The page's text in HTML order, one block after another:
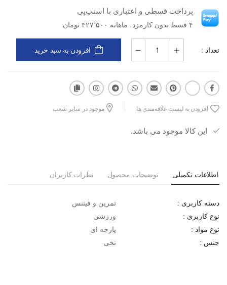
مدل: Cortina W
دسته کاربری: تمرین و فیتنس
نوع مواد: پارچه‌ای
کاربرد: باشگاه، تمرینات سبک، حرکات کششی، پیاده‌روی، فعالیت روزانه
فعال
پرداخت قسطی و اعتباری با اسنپ‌پی
۴ قسط بدون کارمزد، ماهانه ۴۲۷٬۵۰۰ تومان
تعداد : افزودن به سبد خرید
افزودن به لیست علاقه‌مندی ها موجود در سایر شعب
این کالا موجود می باشد.
اطلاعات تکمیلی توضیحات محصول نظرات کاربران
دسته کاربری : تمرین و فیتنس
نوع کاربری : ورزشی
نوع مواد : پارچه ای
جنس : نخی